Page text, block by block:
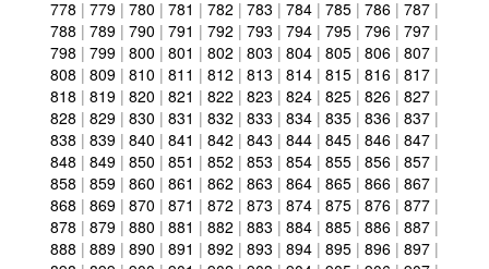
778 | 779 | 780 | 781 | 782 | 783 | 784 | 785 | 786 | 787 |
788 | 789 | 790 | 791 | 792 | 793 | 794 | 795 | 796 | 797 |
798 | 799 | 800 | 801 | 802 | 803 | 804 | 805 | 806 | 807 |
808 | 809 | 810 | 811 | 812 | 813 | 814 | 815 | 816 | 817 |
818 | 819 | 820 | 821 | 822 | 823 | 824 | 825 | 826 | 827 |
828 | 829 | 830 | 831 | 832 | 833 | 834 | 835 | 836 | 837 |
838 | 839 | 840 | 841 | 842 | 843 | 844 | 845 | 846 | 847 |
848 | 849 | 850 | 851 | 852 | 853 | 854 | 855 | 856 | 857 |
858 | 859 | 860 | 861 | 862 | 863 | 864 | 865 | 866 | 867 |
868 | 869 | 870 | 871 | 872 | 873 | 874 | 875 | 876 | 877 |
878 | 879 | 880 | 881 | 882 | 883 | 884 | 885 | 886 | 887 |
888 | 889 | 890 | 891 | 892 | 893 | 894 | 895 | 896 | 897 |